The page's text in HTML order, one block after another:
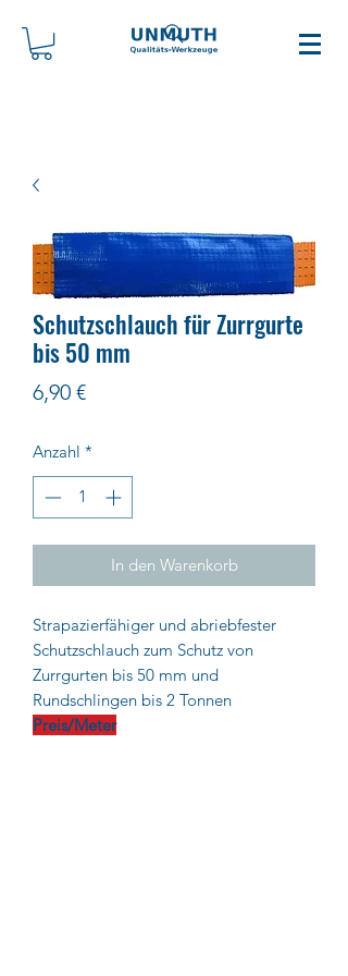
Schutzschlauch für Zurrgurte
bis 50 mm
6,90 €Preis
Anzahl *
In den Warenkorb
Strapazierfähiger und abriebfester
Schutzschlauch zum Schutz von
Zurrgurten bis 50 mm und
Rundschlingen bis 2 Tonnen
Preis/Meter